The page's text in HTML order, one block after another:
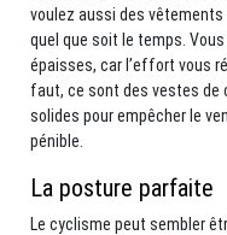
voulez aussi des vêtements
quel que soit le temps. Vous
épaisses, car l’effort vous
faut, ce sont des vestes de
solides pour empêcher le
pénible.
La posture parfaite
Le cyclisme peut sembler